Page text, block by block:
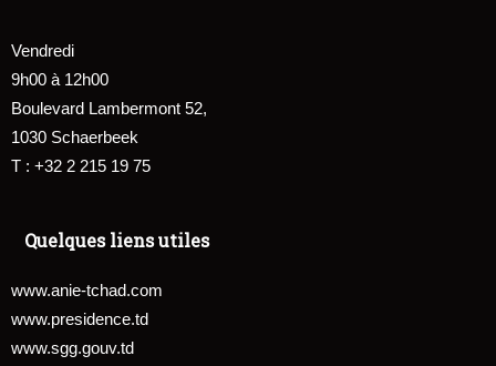
Vendredi
9h00 à 12h00
Boulevard Lambermont 52,
1030 Schaerbeek
T : +32 2 215 19 75
Quelques liens utiles
www.anie-tchad.com
www.presidence.td
www.sgg.gouv.td